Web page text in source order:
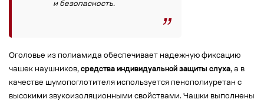
и безопасность.
Оголовье из полиамида обеспечивает надежную фиксацию
чашек наушников, средства индивидуальной защиты слуха, а в
качестве шумопоглотителя используется пенополиуретан с
высокими звукоизоляционными свойствами. Чашки выполнены